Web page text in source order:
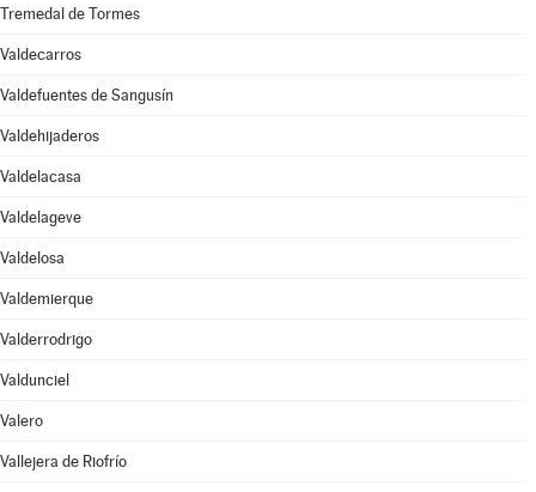
Tremedal de Tormes
Valdecarros
Valdefuentes de Sangusín
Valdehijaderos
Valdelacasa
Valdelageve
Valdelosa
Valdemierque
Valderrodrigo
Valdunciel
Valero
Vallejera de Riofrío